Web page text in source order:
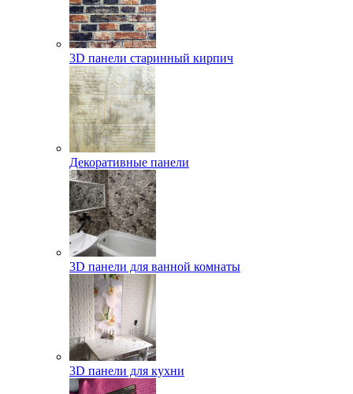
3D панели старинный кирпич
Декоративные панели
3D панели для ванной комнаты
3D панели для кухни